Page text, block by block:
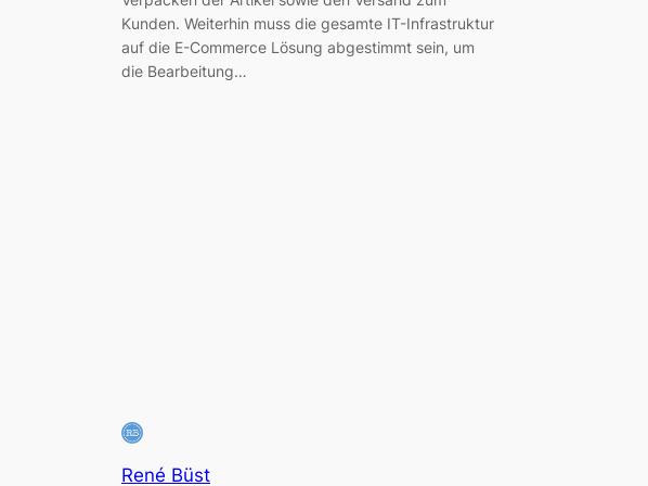
Kunden. Weiterhin muss die gesamte IT-Infrastruktur
auf die E-Commerce Lösung abgestimmt sein, um
die Bearbeitung…
René Büst